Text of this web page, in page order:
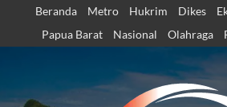
content
Beranda Metro Hukrim Dikes
Papua Barat
Nasional Olahraga